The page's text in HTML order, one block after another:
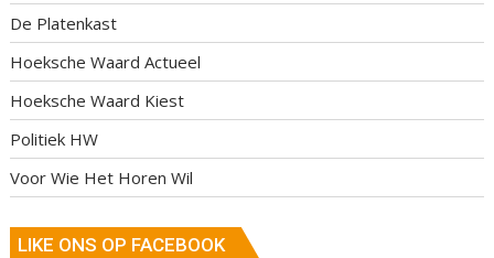
De Platenkast
Hoeksche Waard Actueel
Hoeksche Waard Kiest
Politiek HW
Voor Wie Het Horen Wil
LIKE ONS OP FACEBOOK